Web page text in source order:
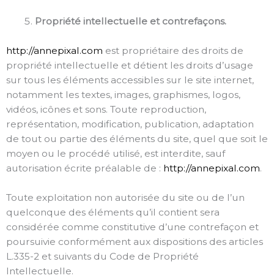
Propriété intellectuelle et contrefaçons.
http://annepixal.com est propriétaire des droits de
propriété intellectuelle et détient les droits d’usage
sur tous les éléments accessibles sur le site internet,
notamment les textes, images, graphismes, logos,
vidéos, icônes et sons. Toute reproduction,
représentation, modification, publication, adaptation
de tout ou partie des éléments du site, quel que soit le
moyen ou le procédé utilisé, est interdite, sauf
autorisation écrite préalable de : http://annepixal.com.
Toute exploitation non autorisée du site ou de l’un
quelconque des éléments qu’il contient sera
considérée comme constitutive d’une contrefaçon et
poursuivie conformément aux dispositions des articles
L.335-2 et suivants du Code de Propriété
Intellectuelle.